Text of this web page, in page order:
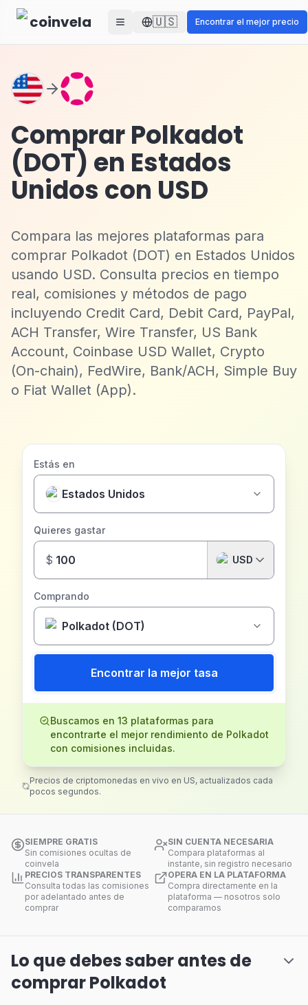
Skip to main content
coinvela 🇺🇸 Encontrar el mejor precio
Comprar Polkadot
(DOT) en Estados
Unidos con USD
Compara las mejores plataformas para
comprar Polkadot (DOT) en Estados Unidos
usando USD. Consulta precios en tiempo
real, comisiones y métodos de pago
incluyendo Credit Card, Debit Card, PayPal,
ACH Transfer, Wire Transfer, US Bank
Account, Coinbase USD Wallet, Crypto
(On-chain), FedWire, Bank/ACH, Simple Buy
o Fiat Wallet (App).
Estás en
Estados Unidos
Quieres gastar
$ USD
Comprando
Polkadot (DOT)
Encontrar la mejor tasa
Buscamos en 13 plataformas para
encontrarte el mejor rendimiento de Polkadot
con comisiones incluidas.
Precios de criptomonedas en vivo en US, actualizados cada
pocos segundos.
SIEMPRE GRATIS
Sin comisiones ocultas de
coinvela
SIN CUENTA NECESARIA
Compara plataformas al
instante, sin registro necesario
PRECIOS TRANSPARENTES
Consulta todas las comisiones
por adelantado antes de
comprar
OPERA EN LA PLATAFORMA
Compra directamente en la
plataforma — nosotros solo
comparamos
Lo que debes saber antes de
comprar Polkadot